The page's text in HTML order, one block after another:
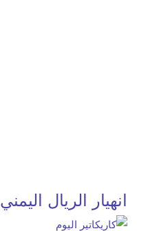
انهيار الريال اليمني